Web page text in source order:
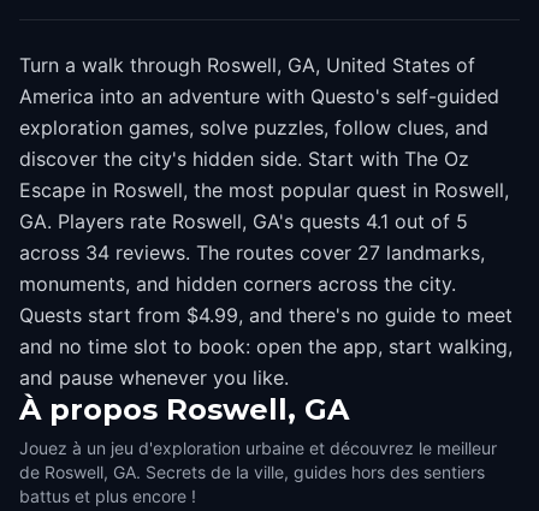
Turn a walk through Roswell, GA, United States of
America into an adventure with Questo's self-guided
exploration games, solve puzzles, follow clues, and
discover the city's hidden side. Start with The Oz
Escape in Roswell, the most popular quest in Roswell,
GA. Players rate Roswell, GA's quests 4.1 out of 5
across 34 reviews. The routes cover 27 landmarks,
monuments, and hidden corners across the city.
Quests start from $4.99, and there's no guide to meet
and no time slot to book: open the app, start walking,
and pause whenever you like.
À propos Roswell, GA
Jouez à un jeu d'exploration urbaine et découvrez le meilleur
de Roswell, GA. Secrets de la ville, guides hors des sentiers
battus et plus encore !